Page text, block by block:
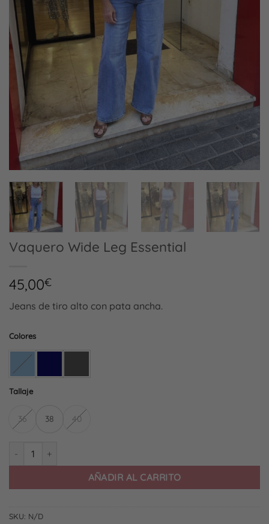
Vaquero Wide Leg Essential
45,00€
Jeans de tiro alto con pata ancha.
Colores
Tallaje
36 38 40
AÑADIR AL CARRITO
SKU: N/D